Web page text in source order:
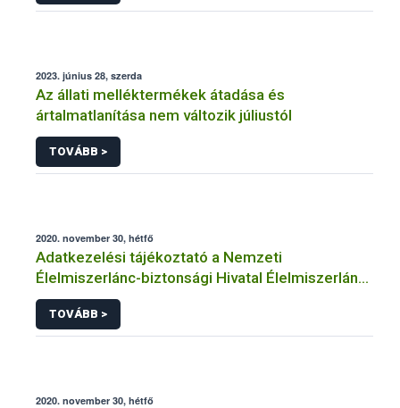
2023. június 28, szerda
Az állati melléktermékek átadása és
ártalmatlanítása nem változik júliustól
TOVÁBB >
2020. november 30, hétfő
Adatkezelési tájékoztató a Nemzeti
Élelmiszerlánc-biztonsági Hivatal Élelmiszerlánc-
biztonsági Élelmiszerlánc Biztonsági
Laboratórium Igazgatósága közhatalmi
eljárásaihoz kapcsolódó adatkezeléséhez
TOVÁBB >
2020. november 30, hétfő